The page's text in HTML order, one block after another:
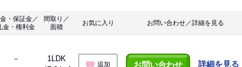
・保証金／
金・権利金
間取り／
面積
お気に入り お問い合わせ／詳細を見る
－
1LDK
追加 お問い合わせ 詳細を見る